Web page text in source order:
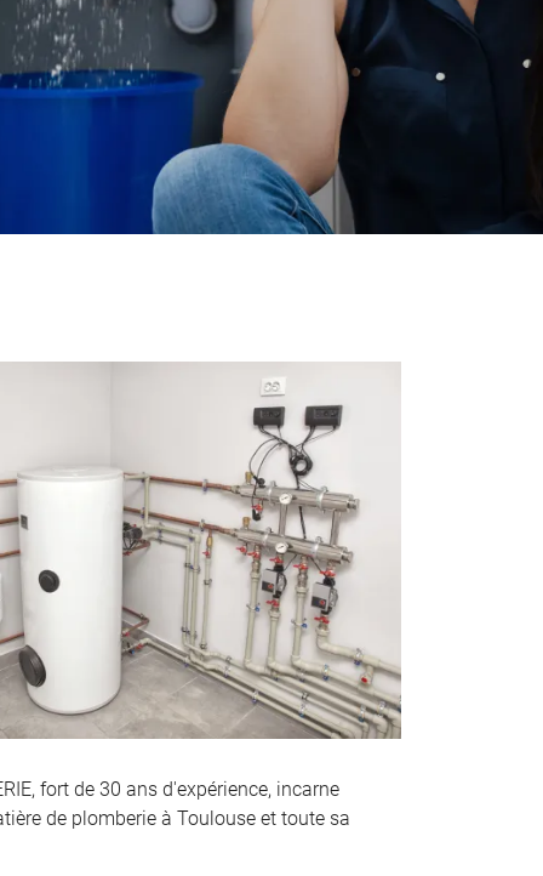
fort de 30 ans d'expérience, incarne
de plomberie à Toulouse et toute sa